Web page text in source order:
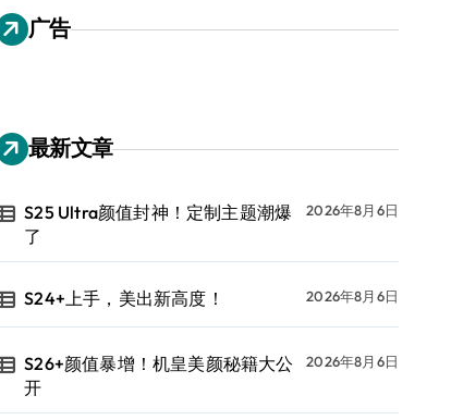
广告
最新文章
S25 Ultra颜值封神！定制主题潮爆
了
2026年8月6日
S24+上手，美出新高度！ 2026年8月6日
S26+颜值暴增！机皇美颜秘籍大公
开
2026年8月6日